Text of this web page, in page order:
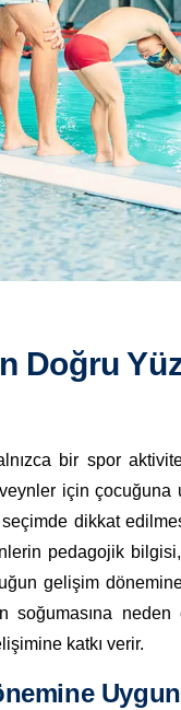
Doğru
bir spor
için
seçimde dikkat
pedagojik
gelişim
soğumasına
katkı verir.